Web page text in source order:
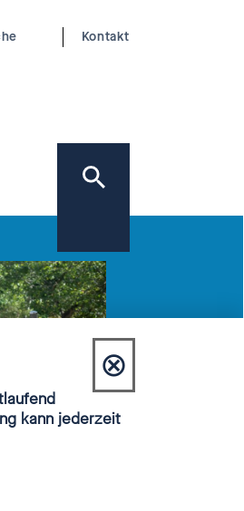
Kontakt
⊗
Dialog
schließen
kann jederzeit